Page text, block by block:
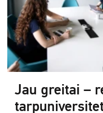
Jau greitai –